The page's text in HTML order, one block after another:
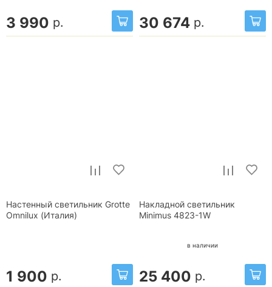
3 990 р. 30 674 р.
Настенный светильник Grotte
Omnilux (Италия)
1 900 р.
Накладной светильник
Minimus 4823-1W
в наличии
25 400 р.